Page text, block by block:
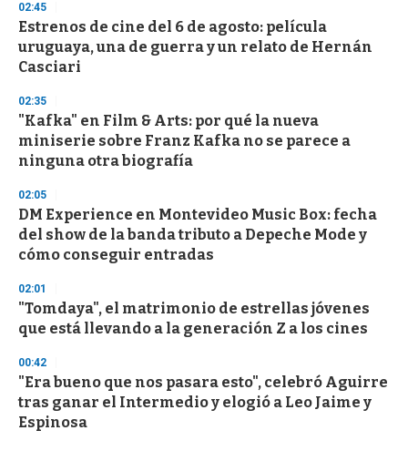
d
s
o
f
3
s
e
o
n
02:45
Estrenos de cine del 6 de agosto: película
uruguaya, una de guerra y un relato de Hernán
Casciari
02:35
"Kafka" en Film & Arts: por qué la nueva
miniserie sobre Franz Kafka no se parece a
ninguna otra biografía
02:05
DM Experience en Montevideo Music Box: fecha
del show de la banda tributo a Depeche Mode y
cómo conseguir entradas
02:01
"Tomdaya", el matrimonio de estrellas jóvenes
que está llevando a la generación Z a los cines
00:42
"Era bueno que nos pasara esto", celebró Aguirre
tras ganar el Intermedio y elogió a Leo Jaime y
Espinosa